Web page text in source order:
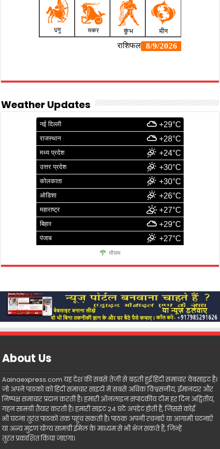
Weather Updates
नई दिल्ली +29°C
राजस्थान +28°C
मध्य प्रदेश +24°C
उत्तर प्रदेश +30°C
कोलकाता +30°C
ओडिशा +26°C
महाराष्ट्र +27°C
बिहार +29°C
पंजाब +27°C
मौसम
About Us
Aainaexpress.com यह देश की सबसे तेजी से बढ़ती हुई हिंदी समाचार वेबसाइट है।
जो अपने पाठकों को हिंदी समाचार साइटों में सबसे अधिक विश्वसनीय, ईमानदार और
निष्पक्ष समाचार प्रदान करती है। हमारी ऑनलाइन संपादकीय टीम हर दिन अद्वितीय,
गहन सामग्री तैयार करती है। हमारी साइट 24 घंटे अपडेट होती है, जिससे कोई
भी घटना तुरंत पाठकों तक पहुंच सकती है। पाठक अपनी रचनाएँ या आगामी घटनाएँ
या अन्य मुद्रण योग्य सामग्री ईमेल के माध्यम से भी भेज सकते हैं, जिन्हें
तुरंत प्रकाशित किया जाएगा।